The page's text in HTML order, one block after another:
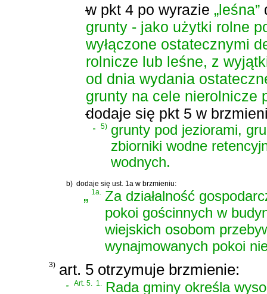
-
w pkt 4 po wyrazie „leśna”
grunty - jako użytki rolne
wyłączone ostatecznymi
rolnicze lub leśne, z
od dnia wydania
grunty na cele nierolnicze
-
dodaje się pkt 5 w
5) grunty pod jeziorami,
zbiorniki wodne
wodnych.
b) dodaje się ust. 1a w brzmieniu:
„1a. Za działalność
pokoi gościnnych w
wiejskich osobom
wynajmowanych pokoi
3) art. 5 otrzymuje brzmienie:
„ Art. 5. 1. Rada gminy określa